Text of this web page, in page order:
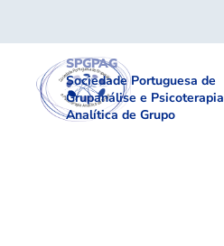
SPGPAG
Sociedade Portuguesa de
Grupanálise e Psicoterapia
Analítica de Grupo